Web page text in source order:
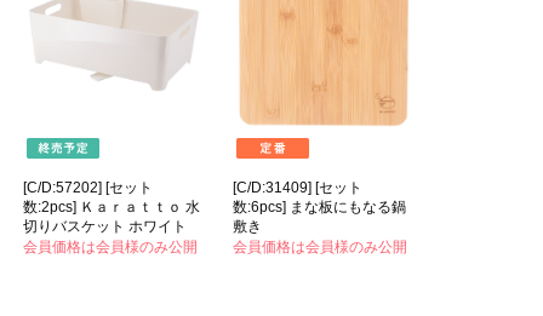
[C/D:57202] [セット
数:2pcs] Ｋａｒａｔｔｏ 水
切りバスケット ホワイト
会員価格は会員様のみ公開
[C/D:31409] [セット
数:6pcs] まな板にもなる鍋
敷き
会員価格は会員様のみ公開